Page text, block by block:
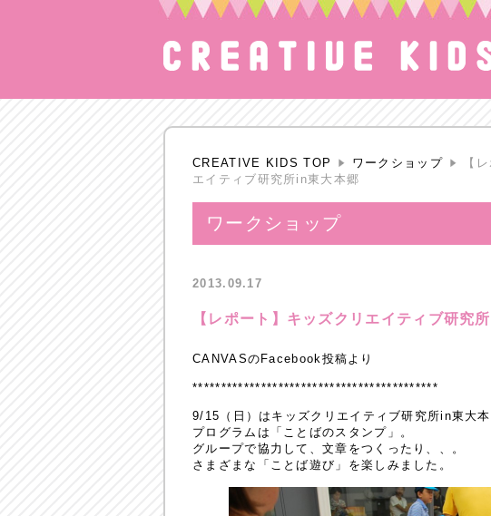
CREATIVE KIDS TOP ワークショップ
【
エイティブ研究所in東大本郷
ワークショップ
2013.09.17
【レポート】キッズクリエイティブ研究
CANVASのFacebook投稿より
*******************************************
9/15（日）はキッズクリエイティブ研究所in東大本
プログラムは「ことばのスタンプ」。
グループで協力して、文章をつくったり、、。
さまざまな「ことば遊び」を楽しみました。